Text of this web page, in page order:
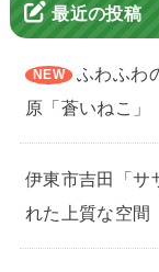
最近の投稿
ふわふわ
原「蒼いねこ」
伊東市吉田「サ
れた上質な空間